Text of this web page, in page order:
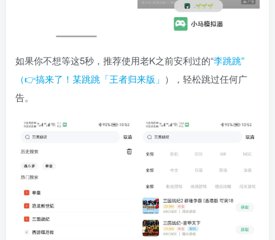
如果你不想等这5秒，推荐使用老K之前安利过的“李跳跳”
（👉搞来了！某跳跳「王者归来版」 ），轻松跳过任何广
告。